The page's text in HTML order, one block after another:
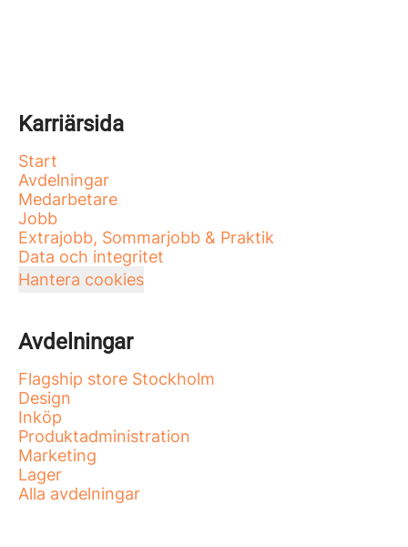
Karriärsida
Start
Avdelningar
Medarbetare
Jobb
Extrajobb, Sommarjobb & Praktik
Data och integritet
Hantera cookies
Avdelningar
Flagship store Stockholm
Design
Inköp
Produktadministration
Marketing
Lager
Alla avdelningar